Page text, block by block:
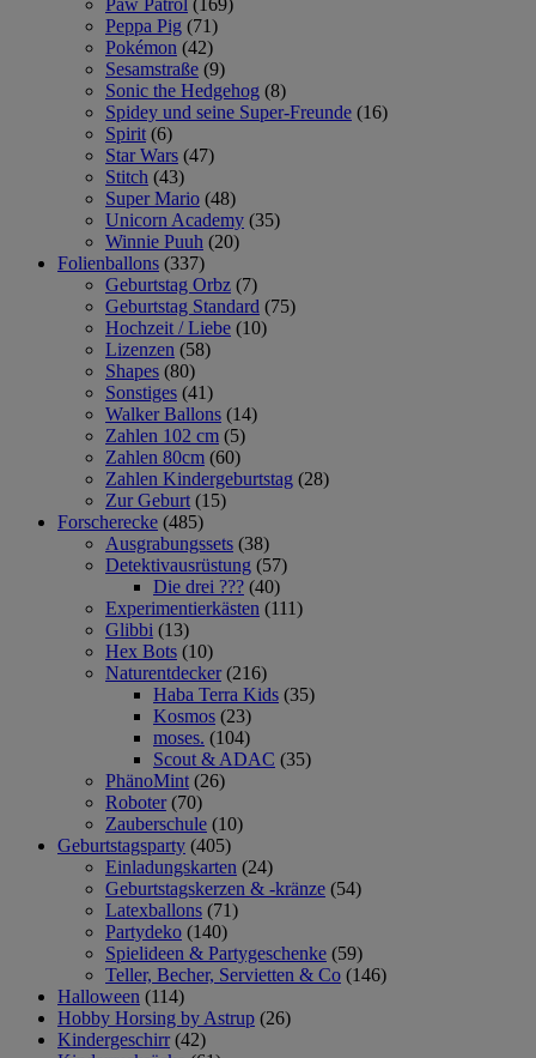
Peppa Pig (71)
Pokémon (42)
Sesamstraße (9)
Sonic the Hedgehog (8)
Spidey und seine Super-Freunde (16)
Spirit (6)
Star Wars (47)
Stitch (43)
Super Mario (48)
Unicorn Academy (35)
Winnie Puuh (20)
Folienballons (337)
Geburtstag Orbz (7)
Geburtstag Standard (75)
Hochzeit / Liebe (10)
Lizenzen (58)
Shapes (80)
Sonstiges (41)
Walker Ballons (14)
Zahlen 102 cm (5)
Zahlen 80cm (60)
Zahlen Kindergeburtstag (28)
Zur Geburt (15)
Forscherecke (485)
Ausgrabungssets (38)
Detektivausrüstung (57)
Die drei ??? (40)
Experimentierkästen (111)
Glibbi (13)
Hex Bots (10)
Naturentdecker (216)
Haba Terra Kids (35)
Kosmos (23)
moses. (104)
Scout & ADAC (35)
PhänoMint (26)
Roboter (70)
Zauberschule (10)
Geburtstagsparty (405)
Einladungskarten (24)
Geburtstagskerzen & -kränze (54)
Latexballons (71)
Partydeko (140)
Spielideen & Partygeschenke (59)
Teller, Becher, Servietten & Co (146)
Halloween (114)
Hobby Horsing by Astrup (26)
Kindergeschirr (42)